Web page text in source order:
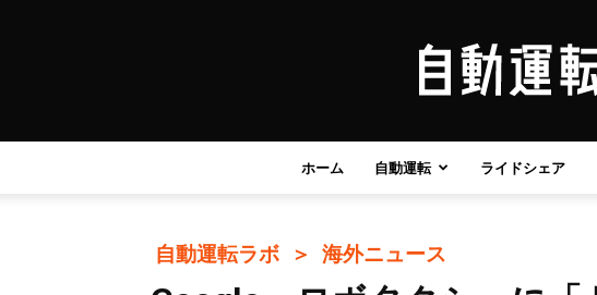
ホーム 自動運転 ライドシェア
自動運転ラボ ＞ 海外ニュース